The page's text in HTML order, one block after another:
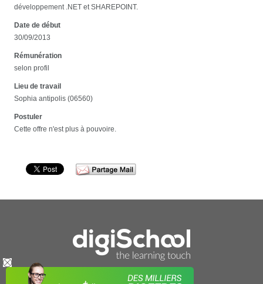
développement .NET et SHAREPOINT.
Date de début
30/09/2013
Rémunération
selon profil
Lieu de travail
Sophia antipolis (06560)
Postuler
Cette offre n'est plus à pouvoire.